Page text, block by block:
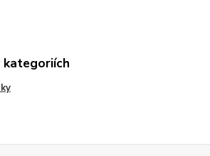
kategoriích